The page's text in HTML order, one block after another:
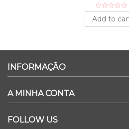
Add to
INFORMAÇÃO
A MINHA CONTA
FOLLOW US